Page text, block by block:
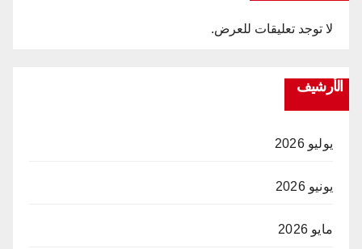
لا توجد تعليقات للعرض.
الأرشيف
يوليو 2026
يونيو 2026
مايو 2026